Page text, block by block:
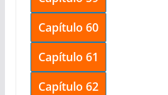
Capítulo 60
Capítulo 61
Capítulo 62